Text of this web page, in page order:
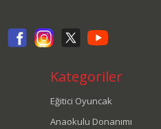
Kategoriler
Eğitici Oyuncak
Anaokulu Donanımı